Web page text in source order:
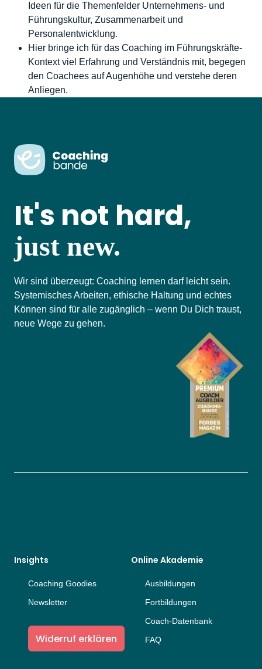
Ideen für die Themenfelder Unternehmens- und
Führungskultur, Zusammenarbeit und
Personalentwicklung.
Hier bringe ich für das Coaching im Führungskräfte-
Kontext viel Erfahrung und Verständnis mit, begegen
den Coachees auf Augenhöhe und verstehe deren
Anliegen.
It's not hard,
just new.
Wir sind überzeugt: Coaching lernen darf leicht sein.
Systemisches Arbeiten, ethische Haltung und echtes
Können sind für alle zugänglich – wenn Du Dich traust,
neue Wege zu gehen.
Insights
Coaching Goodies
Newsletter
Widerruf erklären
Online Akademie
Ausbildungen
Fortbildungen
Coach-Datenbank
FAQ